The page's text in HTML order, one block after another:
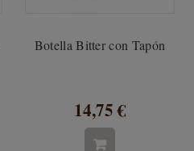
Botella Bitter con Tapón
14,75 €